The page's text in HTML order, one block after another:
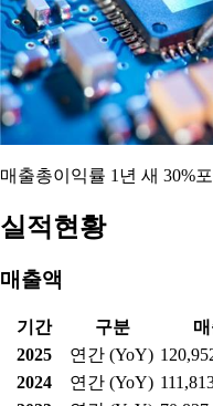
매출총이익률 1년 새 30%
실적현황
매출액
기간 구분
2025
연간 (YoY)
2024
연간 (YoY)